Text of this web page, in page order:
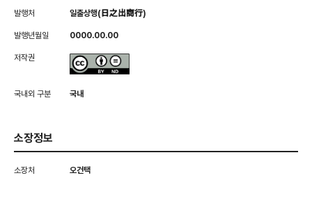
발행처 일출상행(日之出商行)
발행년월일 0000.00.00
저작권
국내외 구분 국내
소장정보
소장처 오건택